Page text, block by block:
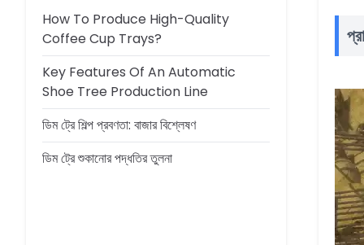
How To Produce High-Quality
Coffee Cup Trays?
Key Features Of An Automatic
Shoe Tree Production Line
ডিম ট্রে শিল্প প্রবণতা: বাজার বিশ্লেষণ
ডিম ট্রে শুকানোর পদ্ধতির তুলনা